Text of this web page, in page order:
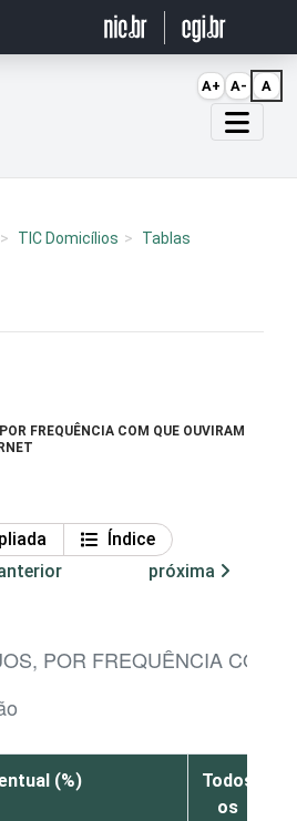
TIC Domicílios
Tablas
FREQUÊNCIA COM QUE OUVIRAM
Índice
próxima
POR FREQUÊNCIA COM
(%)
Todos
os
A+ A- A